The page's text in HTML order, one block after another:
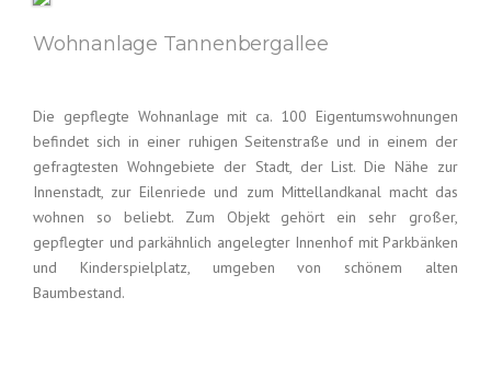
Wohnanlage Tannenbergallee
Die gepflegte Wohnanlage mit ca. 100 Eigentumswohnungen
befindet sich in einer ruhigen Seitenstraße und in einem der
gefragtesten Wohngebiete der Stadt, der List. Die Nähe zur
Innenstadt, zur Eilenriede und zum Mittellandkanal macht das
wohnen so beliebt. Zum Objekt gehört ein sehr großer,
gepflegter und parkähnlich angelegter Innenhof mit Parkbänken
und Kinderspielplatz, umgeben von schönem alten
Baumbestand.